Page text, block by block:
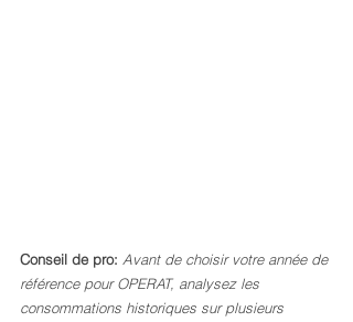
Conseil de pro: Avant de choisir votre année de
référence pour OPERAT, analysez les
consommations historiques sur plusieurs